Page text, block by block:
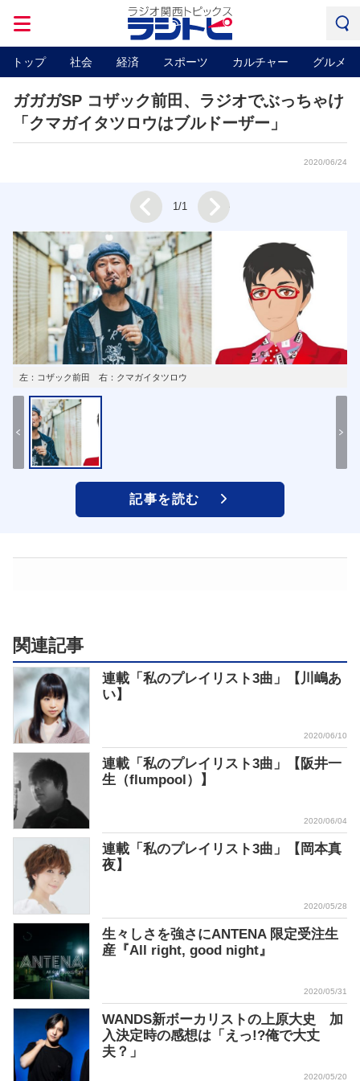
トップ 社会 経済 スポーツ カルチャー グルメ
ガガガSP コザック前田、ラジオでぶっちゃけ
「クマガイタツロウはブルドーザー」
2020/06/24
左：コザック前田 右：クマガイタツロウ
Prev 1/1 Next
記事を読む
関連記事
連載「私のプレイリスト3曲」【川嶋あ
い】
2020/06/10
連載「私のプレイリスト3曲」【阪井一
生（flumpool）】
2020/06/04
連載「私のプレイリスト3曲」【岡本真
夜】
2020/05/28
生々しさを強さにANTENA 限定受注生
産『All right, good night』
2020/05/31
WANDS新ボーカリストの上原大史 加
入決定時の感想は「えっ!?俺で大丈
夫？」
2020/05/20